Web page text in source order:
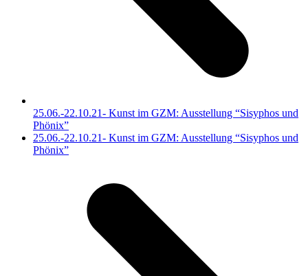
25.06.-22.10.21- Kunst im GZM: Ausstellung “Sisyphos und
Phönix”
Nächster
Beitrag:
25.06.-22.10.21- Kunst im GZM: Ausstellung “Sisyphos und
Phönix”